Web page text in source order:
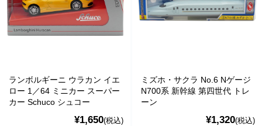
ランボルギーニ ウラカン イエ
ロー 1／64 ミニカー スーパー
カー Schuco シュコー
¥1,650(税込)
ミズホ・サクラ No.6 Nゲージ
N700系 新幹線 第四世代 トレ
ーン
¥1,320(税込)